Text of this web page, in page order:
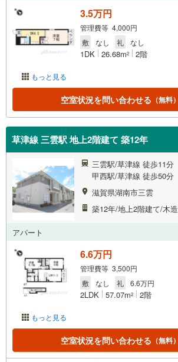
もっと見る
3.5万円
管理費等 4,000円
敷
なし 礼 なし
1DK 26.68m2 2階
空室状況を問い合わせる （無料）
草津線 三雲駅 地上2階建て 築12年
三雲駅/草津線 徒歩11分
甲西駅/草津線 徒歩50分
滋賀県湖南市三雲
築12年/地上2階建て/木造
アパート
もっと見る
6.6万円
管理費等 3,500円
敷
なし 礼 6.6万円
2LDK 57.07m2 2階
空室状況を問い合わせる （無料）